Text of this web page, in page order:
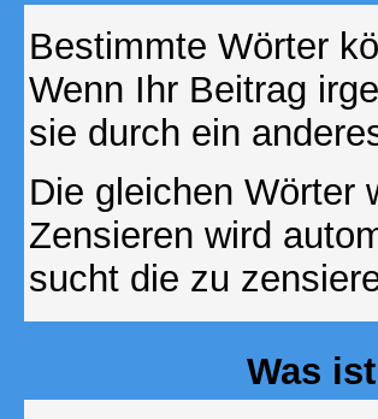
Bestimmte Wörter
Wenn Ihr Beitrag
sie durch ein
Die gleichen Wörter
Zensieren wird
sucht die zu
Was